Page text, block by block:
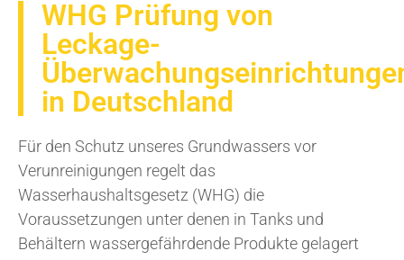
WHG Prüfung von
Leckage-
in Deutschland
Für den Schutz unseres Grundwassers vor
Verunreinigungen regelt das
Wasserhaushaltsgesetz (WHG) die
Voraussetzungen unter denen in Tanks und
Behältern wassergefährdende Produkte gelagert